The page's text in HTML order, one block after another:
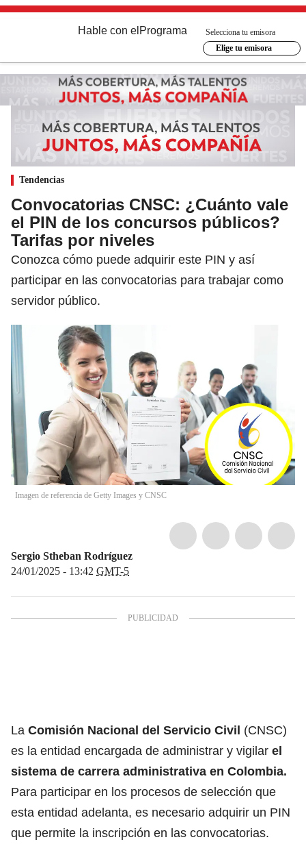
Hable con el Programa
Selecciona tu emisora
Elige tu emisora
Tendencias
Convocatorias CNSC: ¿Cuánto vale
el PIN de los concursos públicos?
Tarifas por niveles
Conozca cómo puede adquirir este PIN y así
participar en las convocatorias para trabajar como
servidor público.
Imagen de referencia de Getty Images y CNSC
Sergio Stheban Rodríguez
24/01/2025 - 13:42 GMT-5
La Comisión Nacional del Servicio Civil (CNSC)
es la entidad encargada de administrar y vigilar el
sistema de carrera administrativa en Colombia.
Para participar en los procesos de selección que
esta entidad adelanta, es necesario adquirir un PIN
que permite la inscripción en las convocatorias.